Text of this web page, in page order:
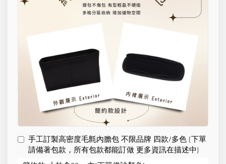
手工訂製高密度毛氈內膽包 不限品牌 四款/多色 (下單
請備著包款，所有包款都能訂做 更多資訊在描述中)